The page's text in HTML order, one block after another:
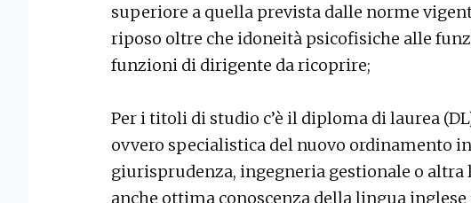
superiore a quella prevista dalle norme
riposo oltre che idoneità psicofisiche alle
funzioni di dirigente da ricoprire;
Per i titoli di studio c’è il diploma di laurea
ovvero specialistica del nuovo ordinamento
giurisprudenza, ingegneria gestionale o altra
anche ottima conoscenza della lingua inglese